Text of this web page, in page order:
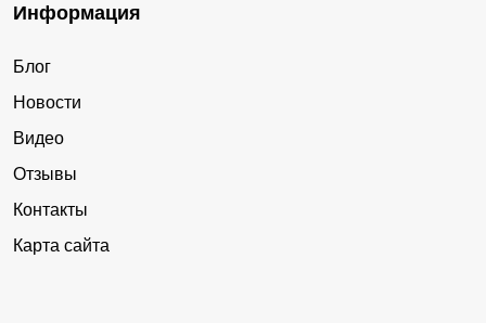
Информация
Блог
Новости
Видео
Отзывы
Контакты
Карта сайта